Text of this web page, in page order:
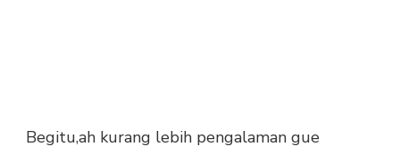
Begitu,ah kurang lebih pengalaman gue